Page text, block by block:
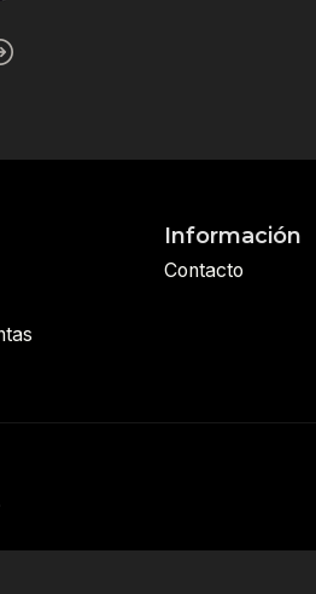
Información
Contacto